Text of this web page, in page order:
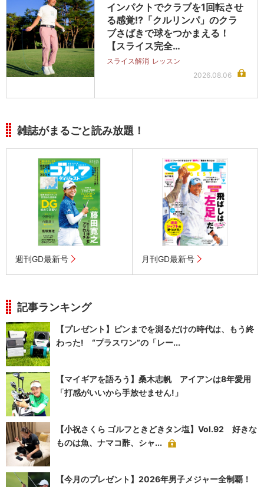
インパクトでクラブを1回転させ
る感覚!?「クルリンパ」のクラ
ブさばきで球をつかまえる！
【スライス完全…
スライス解消 レッスン
2026.08.06
雑誌がまるごと読み放題！
週刊GD最新号 月刊GD最新号
記事ランキング
【プレゼント】ピンまでを測るだけの時代は、もう終
わった! “プラスワン”の「レー...
【マイギアを語ろう】桑木志帆 アイアンは8年愛用
「打感がいいから手放せません!」
【小祝さくら ゴルフときどきタン塩】Vol.92 好きな
ものは魚、ナマコ酢、シャ...
【今月のプレゼント】2026年男子メジャー全制覇！